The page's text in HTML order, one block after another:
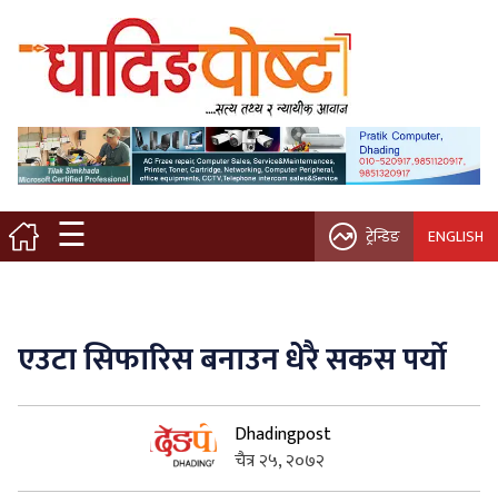
☰
मुख्य पृष्ठ
स्थानीय समाचार
विचार / ब्लग
नगर/गाउँ पालिका
प्रवास
ट्रेन्डिङ ENGLISH
एउटा सिफारिस बनाउन धेेरै सकस पर्याे
Dhadingpost
चैत्र २५, २०७२